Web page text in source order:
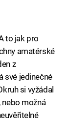
to jak pro
amatérské
z
své jedinečné
si vyžádal
nebo možná